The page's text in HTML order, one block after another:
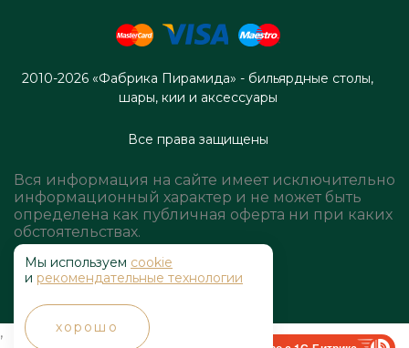
2010-2026 «Фабрика Пирамида» - бильярдные столы,
шары, кии и аксессуары
Все права защищены
Вся информация на сайте имеет исключительно
информационный характер и не может быть
определена как публичная оферта ни при каких
обстоятельствах.
Мы используем cookie
и рекомендательные технологии
хорошо
,